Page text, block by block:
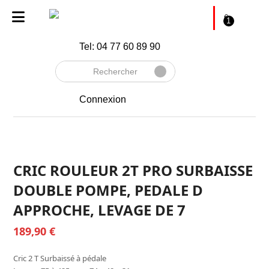
Tel: 04 77 60 89 90
Rechercher
Envoyer
Connexion
€1
CRIC ROULEUR 2T PRO SURBAISSE
DOUBLE POMPE, PEDALE D
APPROCHE, LEVAGE DE 7
189,90€
Cric 2 T Surbaissé à pédale